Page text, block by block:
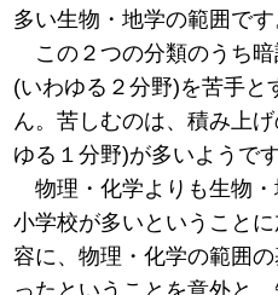
多い生物・地学の範囲です
この２つの分類のうち
(いわゆる２分野)を苦手と
ん。苦しむのは、積み上
ゆる１分野)が多いようです
物理・化学よりも生物
小学校が多いということ
容に、物理・化学の範囲